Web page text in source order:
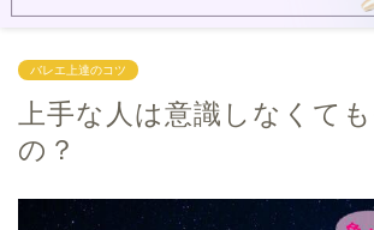
バレエ上達のコツ
上手な人は意識しなくて
の？